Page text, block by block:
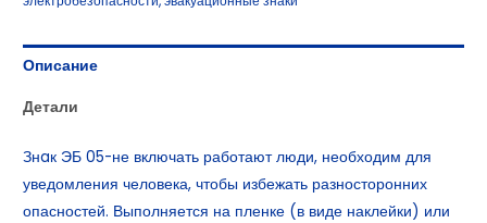
Описание
Детали
Знaк ЭБ 05-не включать работают люди, необходим для
уведомления человека, чтобы избежать разносторонних
опасностей. Выполняется на пленке (в виде наклейки) или